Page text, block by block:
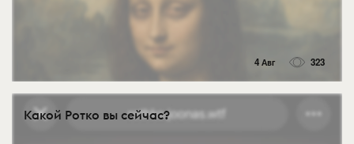
4 Авг 323
Какой Ротко вы сейчас?